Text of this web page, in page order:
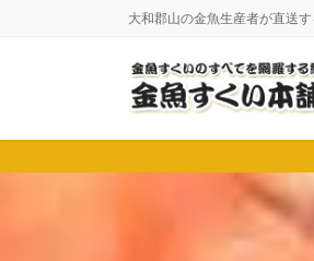
に
移
ョ
ン
大和郡山の金魚生産者が直送す